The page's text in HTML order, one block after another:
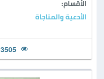
الأقسام:
الأدعية والمناجاة
3505